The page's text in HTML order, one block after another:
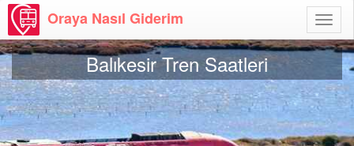
Aç
Oraya Nasıl Giderim
Balıkesir Tren Saatleri